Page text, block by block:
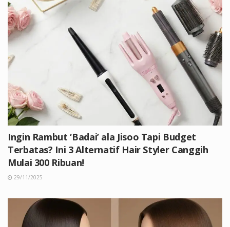
Ingin Rambut ‘Badai’ ala Jisoo Tapi Budget
Terbatas? Ini 3 Alternatif Hair Styler Canggih
Mulai 300 Ribuan!
29/11/2025